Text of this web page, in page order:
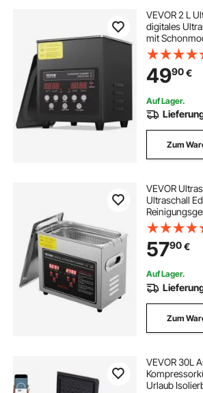
ultraschallreinigungsgerät 3l
ultraschall reinigungsgerät was
ultraschall für zahnprothesen
ultraschall injektoren tester
VEVOR 2 L
digitales
mit
Entgasung,
Timer, für
4990€
Auf Lager.
Zum
VEVOR
Ultraschall
Digitaler
Reinigung
Brillen, Uhren
5790€
Auf Lager.
Zum
VEVOR 30L
Urlaub